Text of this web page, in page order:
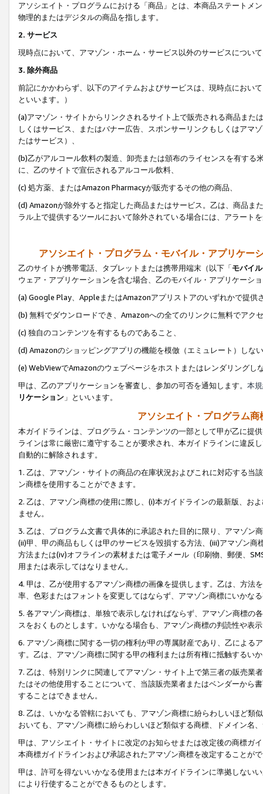
アソシエイト・プログラムにおける「商品」とは、本商品ステートメ
物理的またはデジタルの商品を指します。
2. サービス
現時点において、アマゾン・ホーム・サービス以外のサービスについ
3. 除外商品
前記にかかわらず、以下のアイテムおよびサービスは、現時点におい
といいます。）
(a)アマゾン・サイトからリンクされるサイト上で販売される商品ま
しくはサービス、またはバナー広告、スポンサーリンクもしくはアマ
たはサービス）、
(b)乙がアルコール飲料の製造、卸売または頒布のライセンスを有す
に、乙のサイトで宣伝されるアルコール飲料、
(c) 処方薬、またはAmazon Pharmacyが販売するその他の商品、
(d) Amazonが除外すると指定した商品またはサービス。乙は、商品ま
ラル上で提供するツールにおいて除外されている場合には、アラート
アソシエイト・プログラム・モバイル・アプリケー
乙のサイトが携帯電話、タブレットまたは携帯用端末（以下「モバイ
ウェア・アプリケーションを含む場合、乙のモバイル・アプリケーシ
(a) Google Play、AppleまたはAmazonアプリストアのいずれかで提供
(b) 無料でダウンロードでき、Amazonへの全てのリンクに無料でアク
(c) 独自のコンテンツを有するものであること、
(d) Amazonのショッピングアプリの機能を模倣（エミュレート）しな
(e) WebViewでAmazonのウェブページをホストまたはレンダリングし
甲は、乙のアプリケーションを審査し、参加の可否を通知します。 本
リケーション 」といいます。
アソシエイト・プログラム
本ガイドラインは、プログラム・コンテンツの一部として甲が乙に提
ラインは常に厳密に遵守することが要求され、本ガイドラインに違反
自動的に解除されます。
1. 乙は、アマゾン・サイトの商品の在庫状況およびこれに対応する
ン商標を使用することができます。
2. 乙は、アマゾン商標の使用に際し、(i)本ガイドラインの最新版、お
ません。
3. 乙は、プログラム文書で具体的に承認された目的に限り、アマゾン
(ii)甲、甲の商品もしくは甲のサービスを毀損する方法、(iii)アマゾン
方法または(iv)オフラインの素材または電子メール（印刷物、郵便、
用または表示してはなりません。
4. 甲は、乙が使用するアマゾン商標の画像を提供します。乙は、方
率、色彩またはフォントを変更してはならず、アマゾン商標にいかな
5. 各アマゾン商標は、単独で表示しなければならず、アマゾン商標
スをおくものとします。いかなる場合も、アマゾン商標の判読性や表
6. アマゾン商標に関する一切の権利が甲の専属財産であり、乙による
す。乙は、アマゾン商標に関する甲の権利または所有権に抵触するい
7. 乙は、特別リンクに関連してアマゾン・サイト上で第三者の販売
たはその他使用することについて、当該販売業者またはベンダーから
することはできません。
8. 乙は、いかなる管轄においても、アマゾン商標に紛らわしいほど類
おいても、アマゾン商標に紛らわしいほど類似する商標、ドメイン名
甲は、アソシエイト・サイトに改定のお知らせまたは改定後の商標ガ
本商標ガイドラインおよび承認されたアマゾン商標を改定することが
甲は、許可を得ないいかなる使用または本ガイドラインに準拠しない
により行使することができるものとします。